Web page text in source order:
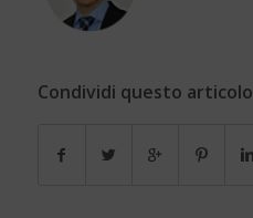
Condividi questo articolo